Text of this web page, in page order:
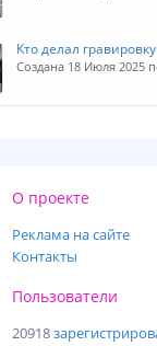
Кто делал
Создана 18 Июля 2025
О проекте
Реклама на сайте
Контакты
Пользователи
20918